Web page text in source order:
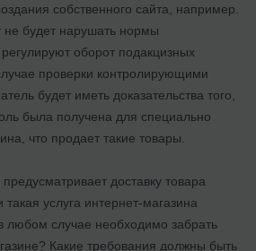
собственного сайта, например.
не будет нарушать нормы
регулируют оборот подакцизных
проверки контролирующими
будет иметь доказательства того,
была получена для специально
что продает такие товары.
доставку товара
услуга интернет-магазина
любом случае необходимо забрать
Какие требования должны быть